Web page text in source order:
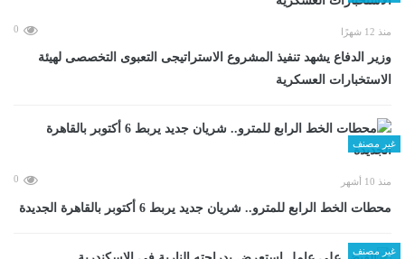
منذ 12 شهرًا 0
وزير الدفاع يشهد تنفيذ المشروع الاستراتيجى التعبوى التخصصى لهيئة
الاستخبارات العسكرية
غير مصنف
منذ 10 أشهر 0
محطات الخط الرابع للمترو.. شريان جديد يربط 6 أكتوبر بالقاهرة الجديدة
غير مصنف